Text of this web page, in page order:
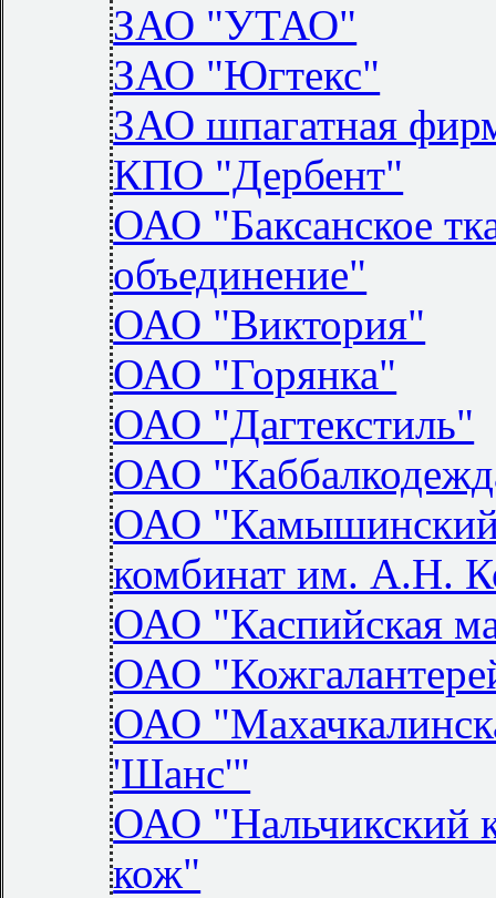
ЗАО "УТАО"
ЗАО "Югтекс"
ЗАО шпагатная
КПО "Дербент"
ОАО "Баксанское
объединение"
ОАО "Виктория"
ОАО "Горянка"
ОАО "Дагтекстиль"
ОАО
ОАО "Камышинский
комбинат им. А.Н.
ОАО "Каспийская
ОАО
ОАО
'Шанс'"
ОАО "Нальчикский
кож"